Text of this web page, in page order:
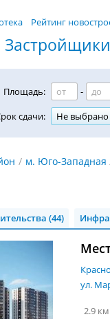
Рейтинг
Площадь: -
сдачи:
Не выбрано
м. Юго-Западная
(44)
ул.
2.9 км